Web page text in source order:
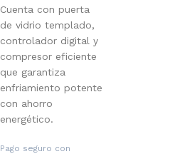
Cuenta con puerta
de vidrio templado,
controlador digital y
compresor eficiente
que garantiza
enfriamiento potente
con ahorro
energético.
Pago seguro con